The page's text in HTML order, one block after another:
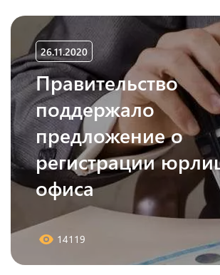
26.11.2020
Правительство
поддержало
предложение о
регистрации
офиса
14119